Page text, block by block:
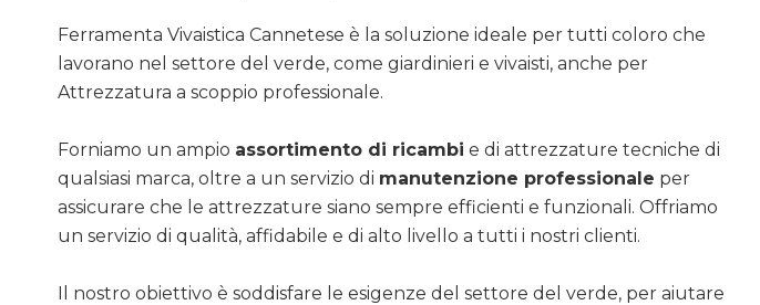
Ferramenta Vivaistica Cannetese è la soluzione ideale per tutti coloro che
lavorano nel settore del verde, come giardinieri e vivaisti, anche per
Attrezzatura a scoppio professionale.
Forniamo un ampio assortimento di ricambi e di attrezzature tecniche di
qualsiasi marca, oltre a un servizio di manutenzione professionale per
assicurare che le attrezzature siano sempre efficienti e funzionali. Offriamo
un servizio di qualità, affidabile e di alto livello a tutti i nostri clienti.
Il nostro obiettivo è soddisfare le esigenze del settore del verde, per aiutare